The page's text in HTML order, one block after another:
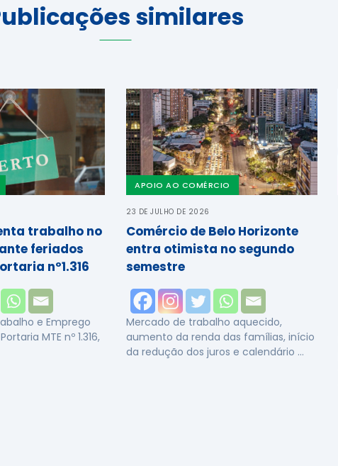
similares
trabalho no
feriados
nº1.316
e Emprego
MTE nº 1.316,
APOIO AO COMÉRCIO
23 DE JULHO DE 2026
Comércio de Belo Horizonte
entra otimista no segundo
semestre
Mercado de trabalho aquecido,
aumento da renda das famílias, início
da redução dos juros e calendário …